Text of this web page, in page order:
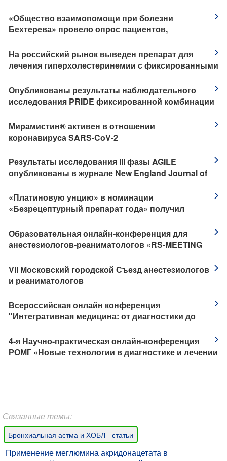
стратегическими партнерами
​«Общество взаимопомощи при болезни
Бехтерева» провело опрос пациентов,
анкилозирующим спондилитом
На российский рынок выведен препарат для
лечения гиперхолестеринемии с фиксированными
капсуле
Опубликованы результаты наблюдательного
исследования PRIDE фиксированной комбинации
​Мирамистин® активен в отношении
коронавируса SARS-CoV-2
Результаты исследования III фазы AGILE
опубликованы в журнале New England Journal of
«Платиновую унцию» в номинации
«Безрецептурный препарат года» получил
Образовательная онлайн-конференция для
анестезиологов-реаниматологов «RS-MEETING
​VII Московский городской Съезд анестезиологов
и реаниматологов
​Всероссийская онлайн конференция
"Интегративная медицина: от диагностики до
​4-я Научно-практическая онлайн-конференция
РОМГ «Новые технологии в диагностике и лечении
Связанные темы:
Бронхиальная астма и ХОБЛ - статьи
Применение меглюмина акридонацетата в